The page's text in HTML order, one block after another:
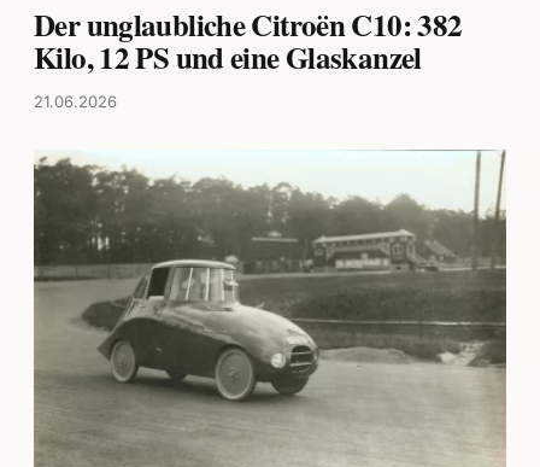
Der unglaubliche Citroën C10: 382
Kilo, 12 PS und eine Glaskanzel
21.06.2026